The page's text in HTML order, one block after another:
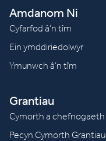
Amdanom Ni
Cyfarfod â’n tîm
Ein ymddiriedolwyr
Ymunwch â’n tîm
Grantiau
Cymorth a chefnogaeth
Pecyn Cymorth Grantiau